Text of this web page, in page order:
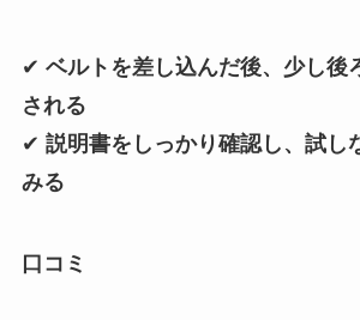
✔ ベルトを差し込んだ後、少し後
される
✔ 説明書をしっかり確認し、試し
みる
口コミ